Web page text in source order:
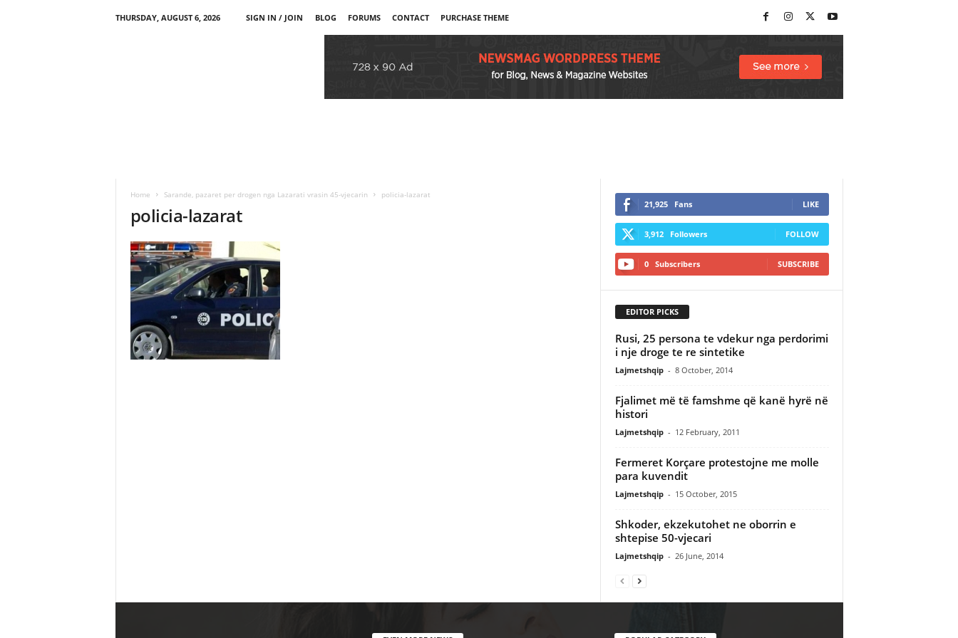
THURSDAY, AUGUST 6, 2026 SIGN IN / JOIN BLOG FORUMS CONTACT PURCHASE THEME
Home Sarande, pazaret per drogen nga Lazarati vrasin 45-vjecarin policia-lazarat
policia-lazarat 21,925 Fans LIKE
3,912 Followers FOLLOW
0 Subscribers SUBSCRIBE
EDITOR PICKS
Rusi, 25 persona te vdekur nga perdorimi
i nje droge te re sintetike
Lajmetshqip - 8 October, 2014
Fjalimet më të famshme që kanë hyrë në
histori
Lajmetshqip - 12 February, 2011
Fermeret Korçare protestojne me molle
para kuvendit
Lajmetshqip - 15 October, 2015
Shkoder, ekzekutohet ne oborrin e
shtepise 50-vjecari
Lajmetshqip - 26 June, 2014